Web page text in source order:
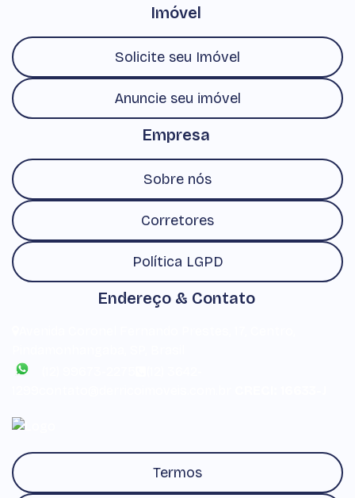
Imóvel
Solicite seu Imóvel
Anuncie seu imóvel
Empresa
Sobre nós
Corretores
Política LGPD
Endereço & Contato
Termos